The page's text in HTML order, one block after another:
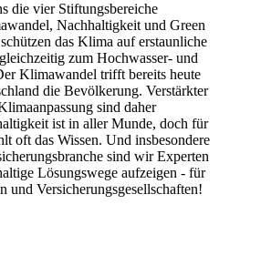
die vier Stiftungsbereiche
Nachhaltigkeit und Green
das Klima auf erstaunliche
zum Hochwasser- und
Klimawandel trifft bereits heute
die Bevölkerung. Verstärkter
sind daher
ist in aller Munde, doch für
oft das Wissen. Und insbesondere
sind wir Experten
Lösungswege aufzeigen - für
und Versicherungsgesellschaften!